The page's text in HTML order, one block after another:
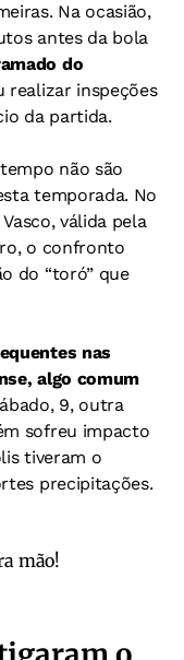
Na ocasião,
antes da bola
do
realizar inspeções
da partida.
não são
temporada. No
válida pela
o confronto
do “toró” que
nas
algo comum
9, outra
sofreu impacto
tiveram o
precipitações.
mão!